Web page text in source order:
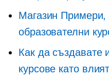
Магазин Примери,
образователни
Как да създавате
курсове като